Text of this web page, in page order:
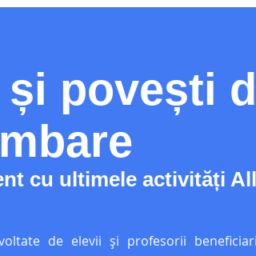
povești
cu ultimele activități
de elevii și profesorii